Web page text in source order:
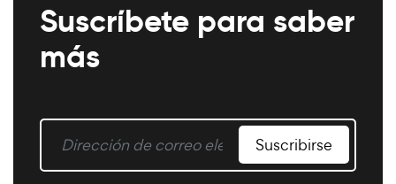
Suscríbete para saber
más
Suscribirse